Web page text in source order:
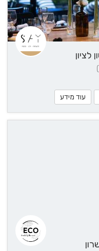
עוד מידע